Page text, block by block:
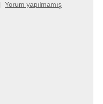
Yorum yapılmamış